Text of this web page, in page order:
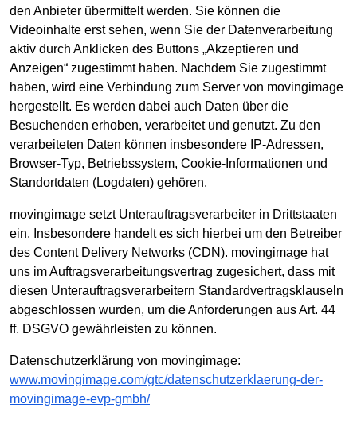
den Anbieter übermittelt werden. Sie können die
Videoinhalte erst sehen, wenn Sie der Datenverarbeitung
aktiv durch Anklicken des Buttons „Akzeptieren und
Anzeigen“ zugestimmt haben. Nachdem Sie zugestimmt
haben, wird eine Verbindung zum Server von movingimage
hergestellt. Es werden dabei auch Daten über die
Besuchenden erhoben, verarbeitet und genutzt. Zu den
verarbeiteten Daten können insbesondere IP-Adressen,
Browser-Typ, Betriebssystem, Cookie-Informationen und
Standortdaten (Logdaten) gehören.
movingimage setzt Unterauftragsverarbeiter in Drittstaaten
ein. Insbesondere handelt es sich hierbei um den Betreiber
des Content Delivery Networks (CDN). movingimage hat
uns im Auftragsverarbeitungsvertrag zugesichert, dass mit
diesen Unterauftragsverarbeitern Standardvertragsklauseln
abgeschlossen wurden, um die Anforderungen aus Art. 44
ff. DSGVO gewährleisten zu können.
Datenschutzerklärung von movingimage:
www.movingimage.com/gtc/datenschutzerklaerung-der-
movingimage-evp-gmbh/